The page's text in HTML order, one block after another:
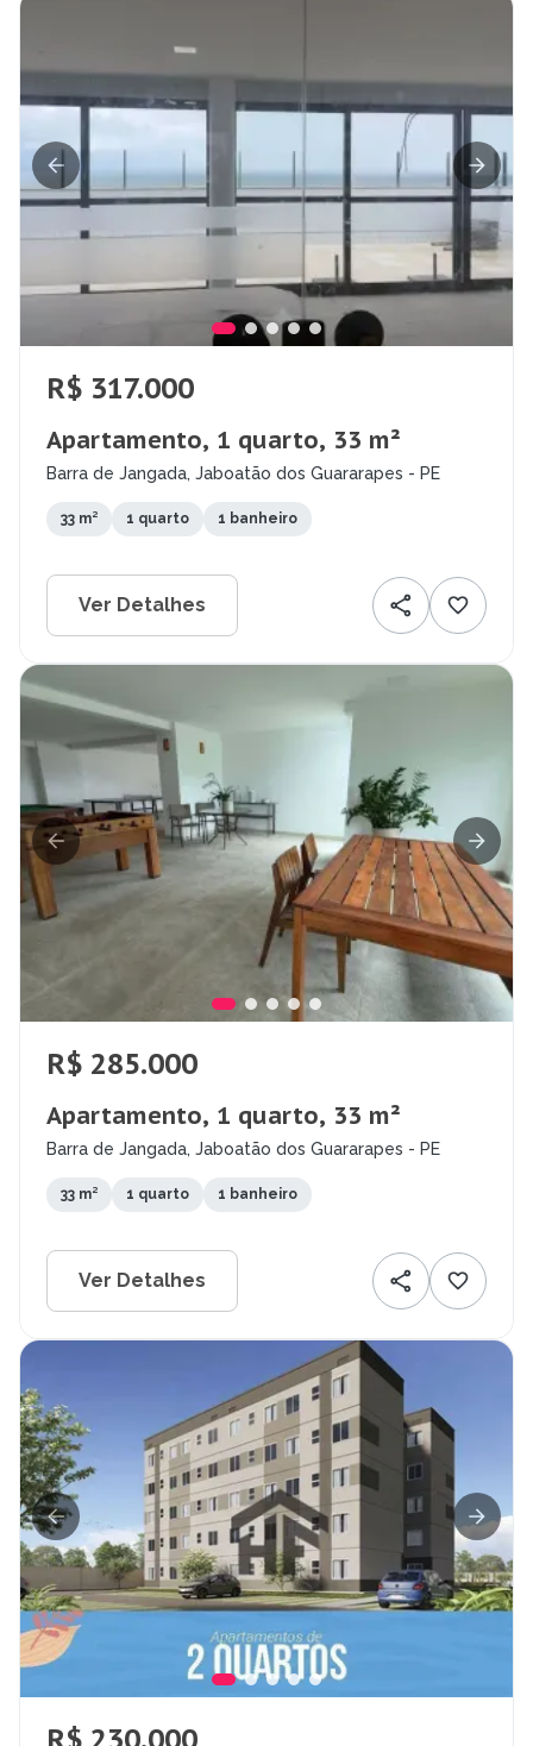
R$ 317.000
Apartamento, 1 quarto, 33 m²
Barra de Jangada, Jaboatão dos Guararapes - PE
33 m² 1 quarto 1 banheiro
Ver Detalhes
R$ 285.000
Apartamento, 1 quarto, 33 m²
Barra de Jangada, Jaboatão dos Guararapes - PE
33 m² 1 quarto 1 banheiro
Ver Detalhes